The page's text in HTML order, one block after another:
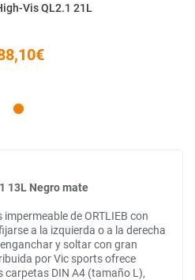
Vis QL2.1 21L
13L Negro mate
de ORTLIEB con
a la izquierda o a la derecha
y soltar con gran
por Vic sports ofrece
carpetas DIN A4 (tamaño L),